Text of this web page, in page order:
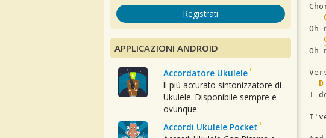
Oh
Oh
D
I
Registrati
APPLICAZIONI ANDROID
Accordatore Ukulele
Il più accurato sintonizzatore di
Ukulele. Disponibile sempre e
ovunque.
Accordi Ukulele Pocket